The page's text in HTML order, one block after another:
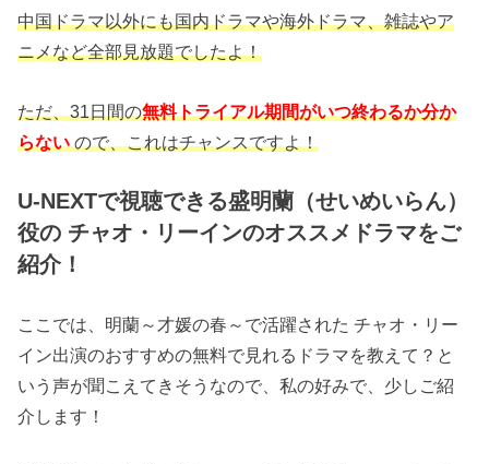
中国ドラマ以外にも国内ドラマや海外ドラマ、雑誌やア
ニメなど全部見放題でしたよ！
ただ、31日間の無料トライアル期間がいつ終わるか分か
らないので、これはチャンスですよ！
U-NEXTで視聴できる盛明蘭（せいめいらん）
役の チャオ・リーインのオススメドラマをご
紹介！
ここでは、明蘭～才媛の春～で活躍された チャオ・リー
イン出演のおすすめの無料で見れるドラマを教えて？と
いう声が聞こえてきそうなので、私の好みで、少しご紹
介します！